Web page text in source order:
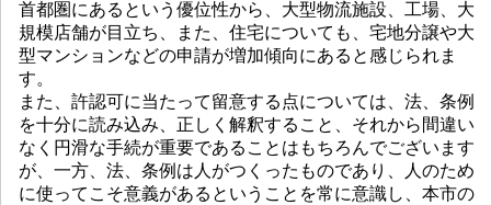
首都圏にあるという優位性から、大型物流施設、工場、大
規模店舗が目立ち、また、住宅についても、宅地分譲や大
型マンションなどの申請が増加傾向にあると感じられま
す。
また、許認可に当たって留意する点については、法、条例
を十分に読み込み、正しく解釈すること、それから間違い
なく円滑な手続が重要であることはもちろんでございます
が、一方、法、条例は人がつくったものであり、人のため
に使ってこそ意義があるということを常に意識し、本市の